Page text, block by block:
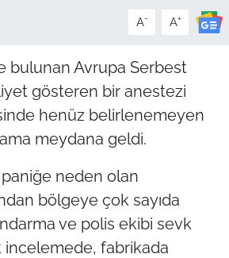
A- A+
bulunan Avrupa Serbest
gösteren bir anestezi
henüz belirlenemeyen
meydana geldi.
neden olan
bölgeye çok sayıda
ve polis ekibi sevk
incelemede, fabrikada